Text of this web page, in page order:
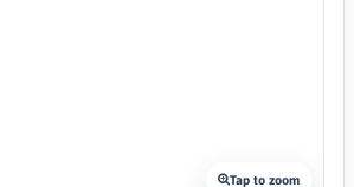
Tap to zoom